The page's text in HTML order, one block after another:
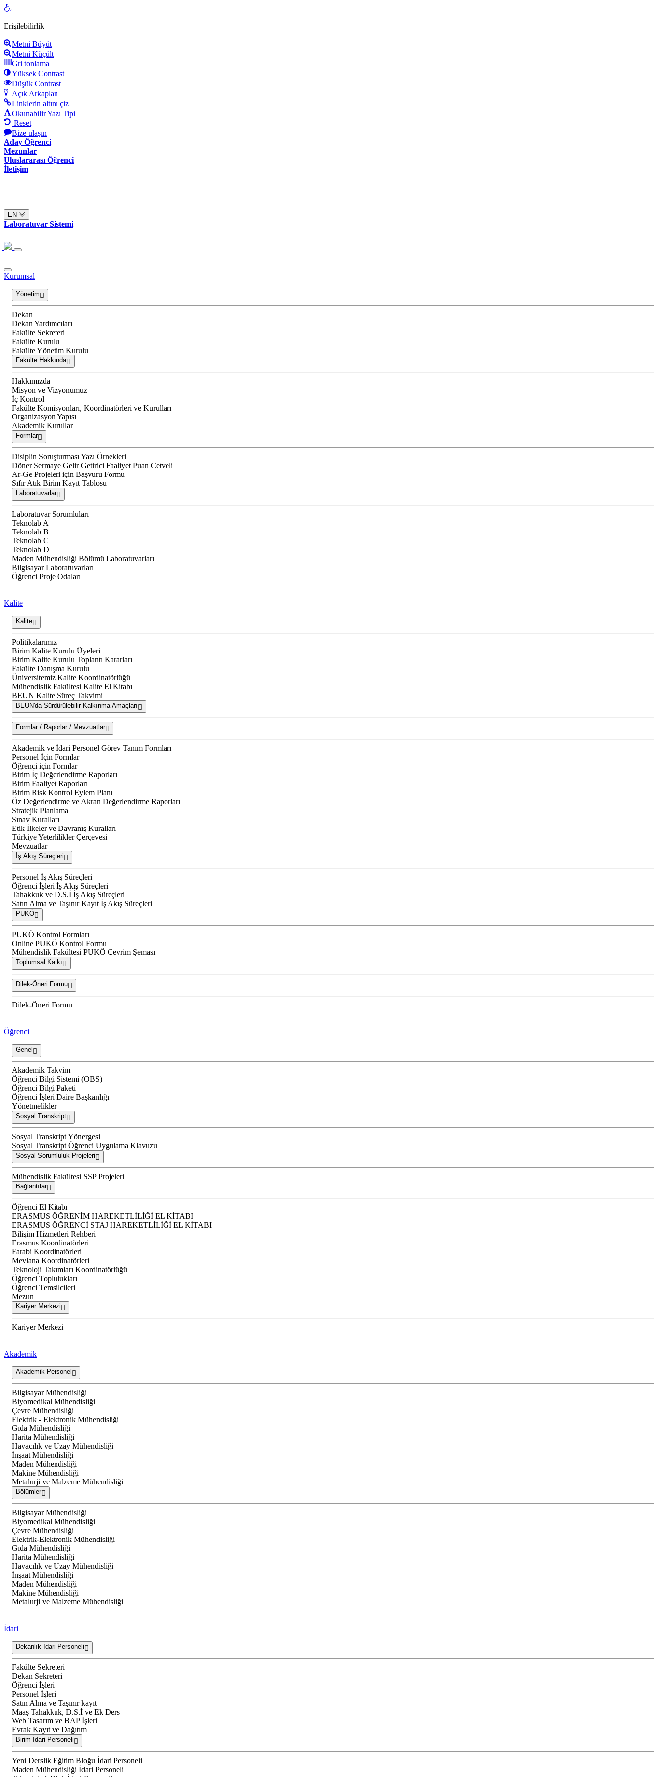
Open
Erişilebilirlik
Metni Büyüt
Metni Küçült
Gri tonlama
Yüksek Contrast
Düşük Contrast
Açık Arkaplan
Linklerin altını çiz
Okunabilir Yazı Tipi
Reset
Bize ulaşın
Aday Öğrenci
Mezunlar
Uluslararası Öğrenci
İletişim
EN
Laboratuvar Sistemi
Kurumsal
Yönetim
Dekan
Dekan Yardımcıları
Fakülte Sekreteri
Fakülte Kurulu
Fakülte Yönetim Kurulu
Fakülte Hakkında
Hakkımızda
Misyon ve Vizyonumuz
İç Kontrol
Fakülte Komisyonları, Koordinatörleri ve Kurulları
Organizasyon Yapısı
Akademik Kurullar
Formlar
Disiplin Soruşturması Yazı Örnekleri
Döner Sermaye Gelir Getirici Faaliyet Puan Cetveli
Ar-Ge Projeleri için Başvuru Formu
Sıfır Atık Birim Kayıt Tablosu
Laboratuvarlar
Laboratuvar Sorumluları
Teknolab A
Teknolab B
Teknolab C
Teknolab D
Maden Mühendisliği Bölümü Laboratuvarları
Bilgisayar Laboratuvarları
Öğrenci Proje Odaları
Kalite
Kalite
Politikalarımız
Birim Kalite Kurulu Üyeleri
Birim Kalite Kurulu Toplantı Kararları
Fakülte Danışma Kurulu
Üniversitemiz Kalite Koordinatörlüğü
Mühendislik Fakültesi Kalite El Kitabı
BEUN Kalite Süreç Takvimi
BEUN'da Sürdürülebilir Kalkınma Amaçları
Formlar / Raporlar / Mevzuatlar
Akademik ve İdari Personel Görev Tanım Formları
Personel İçin Formlar
Öğrenci için Formlar
Birim İç Değerlendirme Raporları
Birim Faaliyet Raporları
Birim Risk Kontrol Eylem Planı
Öz Değerlendirme ve Akran Değerlendirme Raporları
Stratejik Planlama
Sınav Kuralları
Etik İlkeler ve Davranış Kuralları
Türkiye Yeterlilikler Çerçevesi
Mevzuatlar
İş Akış Süreçleri
Personel İş Akış Süreçleri
Öğrenci İşleri İş Akış Süreçleri
Tahakkuk ve D.S.İ İş Akış Süreçleri
Satın Alma ve Taşınır Kayıt İş Akış Süreçleri
PUKÖ
PUKÖ Kontrol Formları
Online PUKÖ Kontrol Formu
Mühendislik Fakültesi PUKÖ Çevrim Şeması
Toplumsal Katkı
Dilek-Öneri Formu
Dilek-Öneri Formu
Öğrenci
Genel
Akademik Takvim
Öğrenci Bilgi Sistemi (OBS)
Öğrenci Bilgi Paketi
Öğrenci İşleri Daire Başkanlığı
Yönetmelikler
Sosyal Transkript
Sosyal Transkript Yönergesi
Sosyal Transkript Öğrenci Uygulama Klavuzu
Sosyal Sorumluluk Projeleri
Mühendislik Fakültesi SSP Projeleri
Bağlantılar
Öğrenci El Kitabı
ERASMUS ÖĞRENİM HAREKETLİLİĞİ EL KİTABI
ERASMUS ÖĞRENCİ STAJ HAREKETLİLİĞİ EL KİTABI
Bilişim Hizmetleri Rehberi
Erasmus Koordinatörleri
Farabi Koordinatörleri
Mevlana Koordinatörleri
Teknoloji Takımları Koordinatörlüğü
Öğrenci Toplulukları
Öğrenci Temsilcileri
Mezun
Kariyer Merkezi
Kariyer Merkezi
Akademik
Akademik Personel
Bilgisayar Mühendisliği
Biyomedikal Mühendisliği
Çevre Mühendisliği
Elektrik - Elektronik Mühendisliği
Gıda Mühendisliği
Harita Mühendisliği
Havacılık ve Uzay Mühendisliği
İnşaat Mühendisliği
Maden Mühendisliği
Makine Mühendisliği
Metalurji ve Malzeme Mühendisliği
Bölümler
Bilgisayar Mühendisliği
Biyomedikal Mühendisliği
Çevre Mühendisliği
Elektrik-Elektronik Mühendisliği
Gıda Mühendisliği
Harita Mühendisliği
Havacılık ve Uzay Mühendisliği
İnşaat Mühendisliği
Maden Mühendisliği
Makine Mühendisliği
Metalurji ve Malzeme Mühendisliği
İdari
Dekanlık İdari Personeli
Fakülte Sekreteri
Dekan Sekreteri
Öğrenci İşleri
Personel İşleri
Satın Alma ve Taşınır kayıt
Maaş Tahakkuk, D.S.İ ve Ek Ders
Web Tasarım ve BAP İşleri
Evrak Kayıt ve Dağıtım
Birim İdari Personeli
Yeni Derslik Eğitim Bloğu İdari Personeli
Maden Mühendisliği İdari Personeli